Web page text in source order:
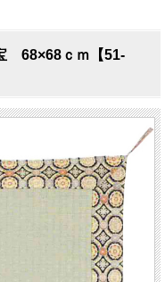
68×68ｃｍ【51-